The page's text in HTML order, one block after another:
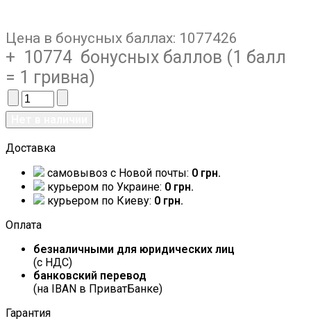
Цена в бонусных баллах: 1077426
+ 10774 бонусных баллов (1 балл
= 1 гривна)
Доставка
самовывоз c Новой почты: 0 грн.
курьером по Украине: 0 грн.
курьером по Киеву: 0 грн.
Оплата
безналичными для юридических лиц
(с НДС)
банковский перевод
(на IBAN в ПриватБанке)
Гарантия